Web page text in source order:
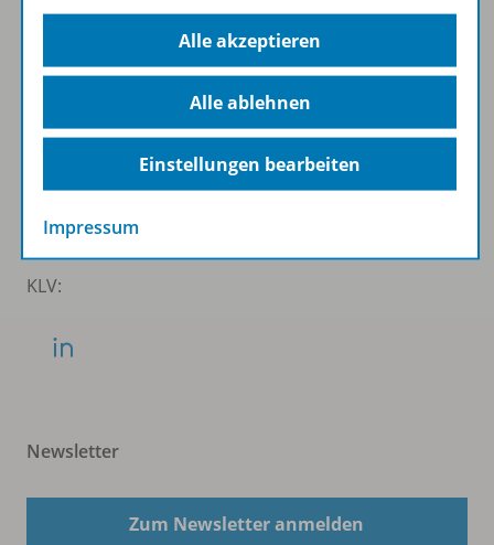
KLV:
Newsletter
Zum Newsletter anmelden
Alle akzeptieren
Alle ablehnen
Einstellungen bearbeiten
Impressum